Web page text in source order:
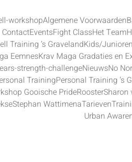
workshopAlgemene Voorwaarden
ContactEventsFight ClassHet Team
Training ’s GravelandKids/
EemnesKrav Maga Gradaties en
strength-challengeNieuwsNo
TrainingPersonal Training ’s
Gooische PrideRoosterSharon
Stephan WattimenaTarieven
Urban